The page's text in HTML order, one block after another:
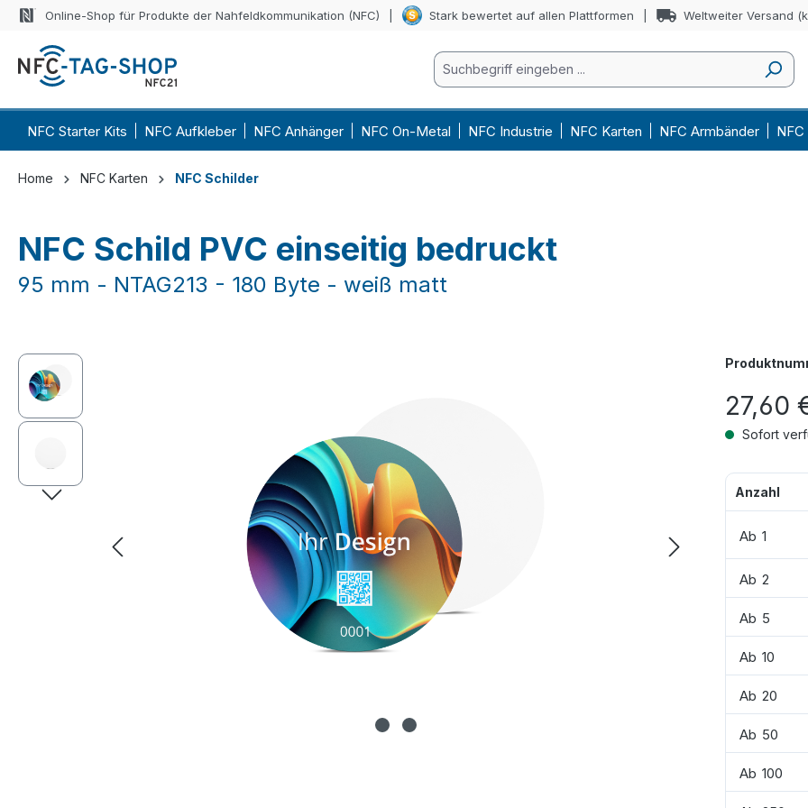
Hauptinhalt springen
Zur Suche springen
Zur Hauptnavigation springen
Online-Shop für Produkte der Nahfeldkommunikation (NFC) Stark bewertet auf allen Plattformen Weltweiter Versand
NFC Starter Kits NFC Aufkleber NFC Anhänger NFC On-Metal NFC Industrie NFC Karten NFC Armbänder
Home NFC Karten NFC Schilder
NFC Schild PVC einseitig bedruckt
95 mm - NTAG213 - 180 Byte - weiß matt
Bildergalerie überspringen
27,60
Sofort
Anzahl
Ab 1
Ab 2
Ab 5
Ab 10
Ab 20
Ab 50
Ab 100